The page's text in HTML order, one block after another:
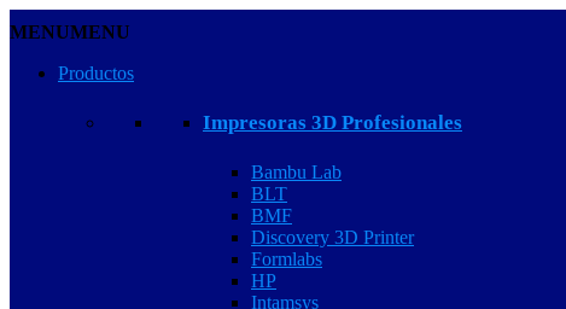
MENUMENU
Productos
Impresoras 3D Profesionales
Bambu Lab
BLT
BMF
Discovery 3D Printer
Formlabs
HP
Intamsys